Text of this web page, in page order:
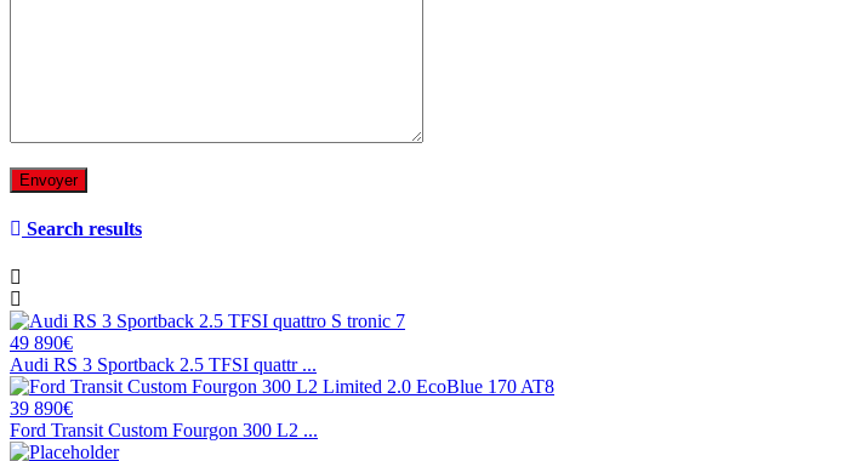
Search results
49 890€
Audi RS 3 Sportback 2.5 TFSI quattr ...
39 890€
Ford Transit Custom Fourgon 300 L2 ...